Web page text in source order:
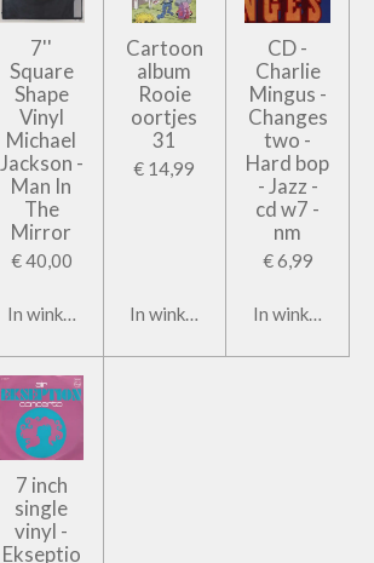
7''
Square
Shape
Vinyl
Michael
Jackson -
Man In
The
Mirror
€ 40,00
In winkelwagen
Cartoon
album
Rooie
oortjes
31
€ 14,99
In winkelwagen
CD -
Charlie
Mingus -
Changes
two -
Hard bop
- Jazz -
cd w7 -
nm
€ 6,99
In
7 inch
single
vinyl -
Ekseptio